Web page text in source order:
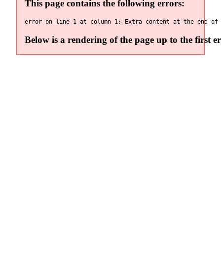
This page contains the following errors:
Below is a rendering of the page up to the first